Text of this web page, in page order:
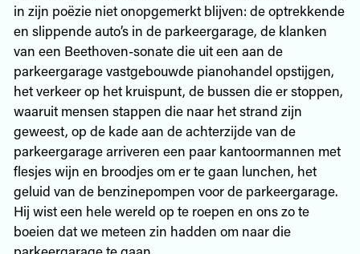
in zijn poëzie niet onopgemerkt blijven: de optrekkende
en slippende auto’s in de parkeergarage, de klanken
van een Beethoven-sonate die uit een aan de
parkeergarage vastgebouwde pianohandel opstijgen,
het verkeer op het kruispunt, de bussen die er stoppen,
waaruit mensen stappen die naar het strand zijn
geweest, op de kade aan de achterzijde van de
parkeergarage arriveren een paar kantoormannen met
flesjes wijn en broodjes om er te gaan lunchen, het
geluid van de benzinepompen voor de parkeergarage.
Hij wist een hele wereld op te roepen en ons zo te
boeien dat we meteen zin hadden om naar die